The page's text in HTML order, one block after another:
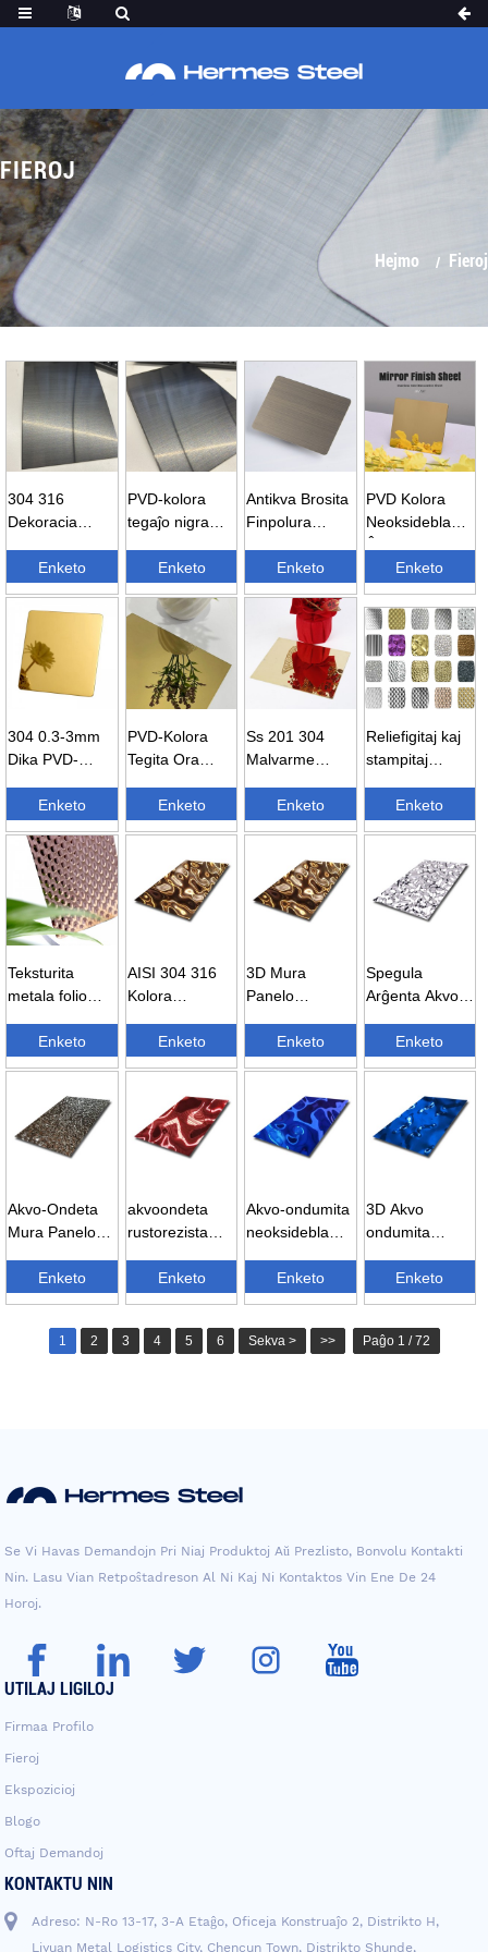
FIEROJ
Hejmo Fieroj
304 316
Dekoracia
Brosita
Finpoluro 4...
Enketo
PVD-kolora
tegaĵo nigra
tinkturo ...
Enketo
Antikva Brosita
Finpolura
Neoksidebla
Ŝtalo...
Enketo
PVD Kolora
Neoksidebla
Spegula
Finpoluro ...
Enketo
304 0.3-3mm
Dika PVD-
Finpolura
Koloro...
Enketo
PVD-Kolora
Tegita Ora
Neoksidebla
Ŝtalo ...
Enketo
Ss 201 304
Malvarme
Ora Folio
Ornama...
Enketo
Reliefigitaj kaj
stampitaj
ŝtalaj folioj ...
Enketo
Teksturita
metala folio
malgranda
akvoguto...
Enketo
AISI 304 316
Kolora
Mura Panelo
Akvo ...
Enketo
3D Mura
Panelo
Reliefigita
Metala Va...
Enketo
Spegula
Arĝenta Akvo-
Neoksidebla
Ŝtala Folio...
Enketo
Akvo-Ondeta
Mura Panelo
Neoksidebla
Ŝtalo...
Enketo
akvoondeta
rustorezista
ruĝa ...Enketo
Akvo-ondumita
neoksidebla
Enketo
3D Akvo
ondumita
ŝtala folio
Ornamo...
Enketo
1 2 3 4 5 6 Sekva > >> Paĝo 1 / 72
Se Vi Havas Demandojn Pri Niaj Produktoj Aŭ Prezlisto, Bonvolu Kontakti
Nin. Lasu Vian Retpoŝtadreson Al Ni Kaj Ni Kontaktos Vin Ene De 24
Horoj.
UTILAJ LIGILOJ
Firmaa Profilo
Fieroj
Ekspozicioj
Blogo
Oftaj Demandoj
KONTAKTU NIN
Adreso: N-Ro 13-17, 3-A Etaĝo, Oficeja Konstruaĵo 2, Distrikto H,
Liyuan Metal Logistics City, Chencun Town, Distrikto Shunde,